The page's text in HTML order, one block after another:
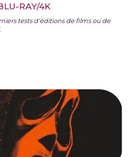
RAY/4K
tests d'éditions de films ou de